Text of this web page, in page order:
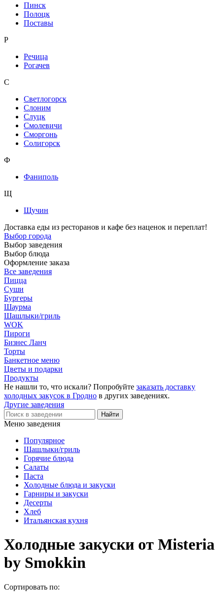
Пинск
Полоцк
Поставы
Р
Речица
Рогачев
С
Светлогорск
Слоним
Слуцк
Смолевичи
Сморгонь
Солигорск
Ф
Фаниполь
Щ
Щучин
Доставка еды из ресторанов и кафе без наценок и переплат!
Выбор города
Выбор заведения
Выбор блюда
Оформление заказа
Все заведения
Пицца
Суши
Бургеры
Шаурма
Шашлыки/гриль
WOK
Пироги
Бизнес Ланч
Торты
Банкетное меню
Цветы и подарки
Продукты
Не нашли то, что искали? Попробуйте заказать доставку
холодных закусок в Гродно в других заведениях.
Другие заведения
Меню заведения
Популярное
Шашлыки/гриль
Горячие блюда
Салаты
Паста
Холодные блюда и закуски
Гарниры и закуски
Десерты
Хлеб
Итальянская кухня
Холодные закуски от Misteria
by Smokkin
Сортировать по: